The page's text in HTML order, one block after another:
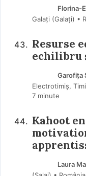
Florina-
Galați (Galaţi) •
Resurse
echilibru
Garofița
Electrotimiș,
7 minute
Kahoot
Laura